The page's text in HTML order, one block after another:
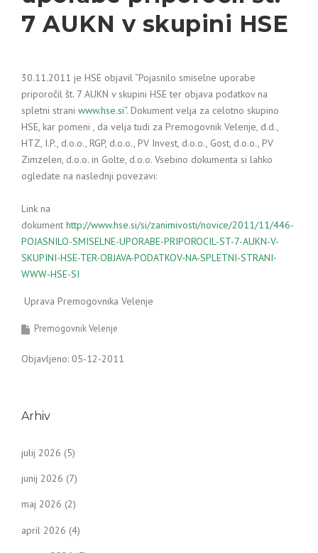
7 AUKN v skupini HSE
30.11.2011 je HSE objavil “Pojasnilo smiselne uporabe
priporočil št. 7 AUKN v skupini HSE ter objava podatkov na
spletni strani www.hse.si“. Dokument velja za celotno skupino
HSE, kar pomeni , da velja tudi za Premogovnik Velenje, d.d.,
HTZ, I.P., d.o.o., RGP, d.o.o., PV Invest, d.o.o., Gost, d.o.o., PV
Zimzelen, d.o.o. in Golte, d.o.o. Vsebino dokumenta si lahko
ogledate na naslednji povezavi:
Link na
dokument http://www.hse.si/si/zanimivosti/novice/2011/11/446-
POJASNILO-SMISELNE-UPORABE-PRIPOROCIL-ST-7-AUKN-V-
SKUPINI-HSE-TER-OBJAVA-PODATKOV-NA-SPLETNI-STRANI-
WWW-HSE-SI
Uprava Premogovnika Velenje
Premogovnik Velenje
Objavljeno: 05-12-2011
Arhiv
julij 2026 (5)
junij 2026 (7)
maj 2026 (2)
april 2026 (4)